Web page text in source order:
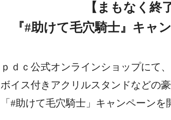
【まもなく終
『#助けて毛穴騎士』キャ
ｐｄｃ公式オンラインショップにて
ボイス付きアクリルスタンドなどの
「#助けて毛穴騎士」キャンペーンを